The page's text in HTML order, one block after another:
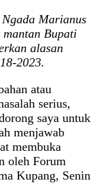
Marianus
Bupati
alasan
2023.
atau
serius,
saya untuk
menjawab
membuka
oleh Forum
Kupang, Senin